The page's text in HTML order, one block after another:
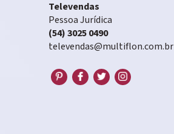
Televendas
Pessoa Jurídica
(54) 3025 0490
televendas@multiflon.com.br